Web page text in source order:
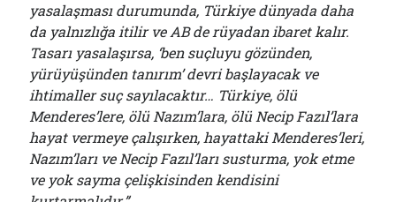
Arşivler
yasalaşması durumunda, Türkiye dünyada daha
da yalnızlığa itilir ve AB de rüyadan ibaret kalır.
Tasarı yasalaşırsa, ‘ben suçluyu gözünden,
yürüyüşünden tanırım’ devri başlayacak ve
ihtimaller suç sayılacaktır… Türkiye, ölü
Menderes’lere, ölü Nazım’lara, ölü Necip Fazıl’lara
hayat vermeye çalışırken, hayattaki Menderes’leri,
Nazım’ları ve Necip Fazıl’ları susturma, yok etme
ve yok sayma çelişkisinden kendisini